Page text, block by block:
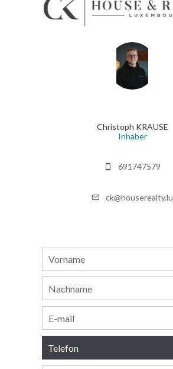
Christoph KRAUSE
Inhaber
691747579
ck@houserealty.lu